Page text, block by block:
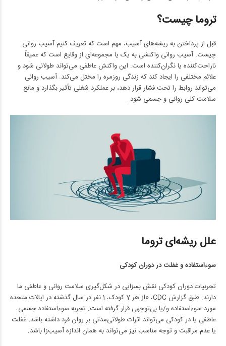
تروما چیست؟
قبل از پرداختن به ریشه‌های آسیب، مهم است که تعریف کنیم آسیب روانی
چیست. آسیب روانی واکنشی به یک یا مجموعه‌ای از وقایع است که عمیقاً
ناراحت‌کننده یا نگران‌کننده است. این واکنش عاطفی می‌تواند طولانی شود و
علائم مختلفی را ایجاد کند که زندگی روزمره را مختل می‌کند. آسیب روانی
می‌تواند روابط را تحت فشار قرار دهد، بر عملکرد شغلی تأثیر بگذارد و مانع
سلامت کلی روانی و جسمی شود.
علل ریشه‌ای تروما
سوءاستفاده و غفلت در دوران کودکی
تجربیات دوران کودکی نقش بسزایی در شکل‌گیری سلامت روانی و عاطفی ما
دارند. طبق گزارش CDC، «از هر 7 کودک، 1 نفر در سال گذشته در ایالات متحده
مورد سوءاستفاده و/یا بی‌توجهی قرار گرفته است. تجربه سوءاستفاده جسمی،
عاطفی یا در کودکی می‌تواند اثرات طولانی‌مدتی بر روان فرد داشته باشد. غفلت
یا عدم مراقبت و توجه مناسب نیز می‌تواند به همان اندازه آسیب‌زا باشد.